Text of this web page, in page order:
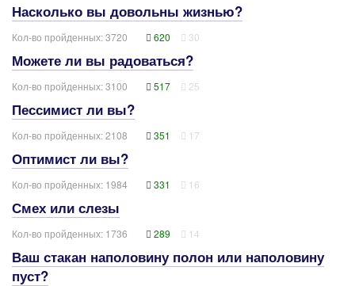
Насколько вы довольны жизнью?
Кол-во пройденных: 3720 620 30
Можете ли вы радоваться?
Кол-во пройденных: 3100 517 25
Пессимист ли вы?
Кол-во пройденных: 2108 351 17
Оптимист ли вы?
Кол-во пройденных: 1984 331 16
Смех или слезы
Кол-во пройденных: 1736 289 14
Ваш стакан наполовину полон или наполовину
пуст?